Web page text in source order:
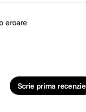
eroare
Scrie prima recenzie